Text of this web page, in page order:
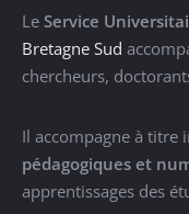
Le Service
Bretagne Sud
chercheurs,
Il accompagne à
pédagogiques et
apprentissages des